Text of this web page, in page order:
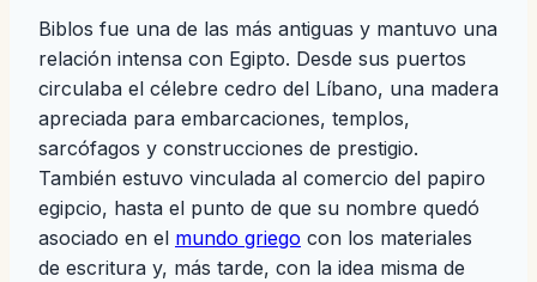
Biblos fue una de las más antiguas y mantuvo una
relación intensa con Egipto. Desde sus puertos
circulaba el célebre cedro del Líbano, una madera
apreciada para embarcaciones, templos,
sarcófagos y construcciones de prestigio.
También estuvo vinculada al comercio del papiro
egipcio, hasta el punto de que su nombre quedó
asociado en el mundo griego con los materiales
de escritura y, más tarde, con la idea misma de